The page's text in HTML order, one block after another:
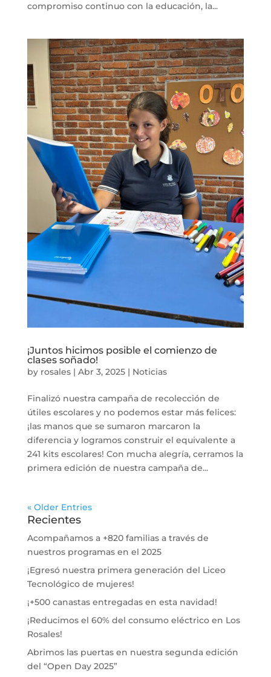
compromiso continuo con la educación, la...
¡Juntos hicimos posible el comienzo de
clases soñado!
by rosales| Abr 3, 2025| Noticias
Finalizó nuestra campaña de recolección de
útiles escolares y no podemos estar más felices:
¡las manos que se sumaron marcaron la
diferencia y logramos construir el equivalente a
241 kits escolares! Con mucha alegría, cerramos la
primera edición de nuestra campaña de...
« Older Entries
Recientes
Acompañamos a +820 familias a través de
nuestros programas en el 2025
¡Egresó nuestra primera generación del Liceo
Tecnológico de mujeres!
¡+500 canastas entregadas en esta navidad!
¡Reducimos el 60% del consumo eléctrico en Los
Rosales!
Abrimos las puertas en nuestra segunda edición
del “Open Day 2025”